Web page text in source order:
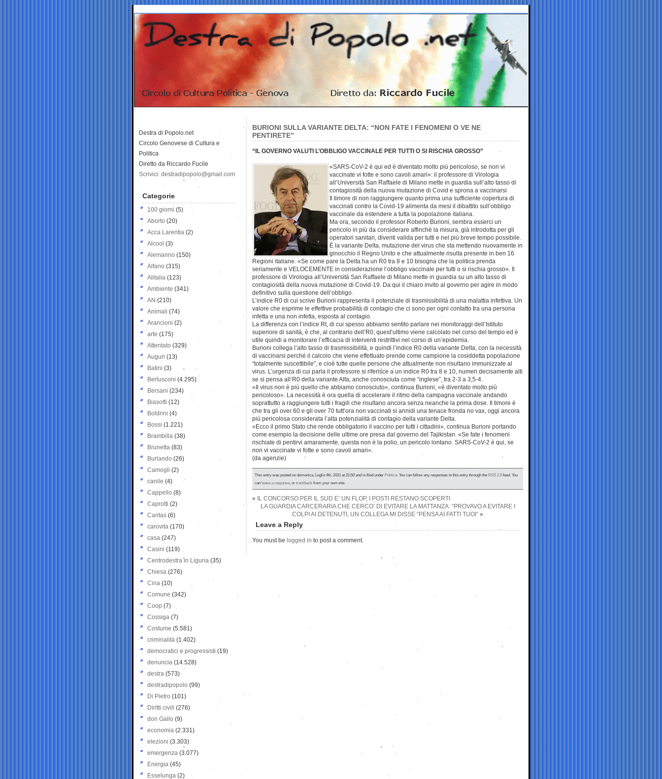
BURIONI SULLA VARIANTE DELTA: “NON FATE I FENOMENI O VE NE
PENTIRETE”
“IL GOVERNO VALUTI L’OBBLIGO VACCINALE PER TUTTI O SI RISCHIA GROSSO”
«SARS-CoV-2 è qui ed è diventato molto più pericoloso, se non vi
vaccinate vi fotte e sono cavoli amari»: il professore di Virologia
all’Università San Raffaele di Milano mette in guardia sull’alto tasso di
contagiosità della nuova mutazione di Covid e sprona a vaccinarsi
Il timore di non raggiungere quanto prima una sufficiente copertura di
vaccinati contro la Covid-19 alimenta da mesi il dibattito sull’obbligo
vaccinale da estendere a tutta la popolazione italiana.
Ma ora, secondo il professor Roberto Burioni, sembra esserci un
pericolo in più da considerare affinché la misura, già introdotta per gli
operatori sanitari, diventi valida per tutti e nel più breve tempo possibile.
È la variante Delta, mutazione del virus che sta mettendo nuovamente in
ginocchio il Regno Unito e che attualmente risulta presente in ben 16
Regioni italiane. «Se come pare la Delta ha un R0 tra 8 e 10 bisogna che la politica prenda
seriamente e VELOCEMENTE in considerazione l’obbligo vaccinale per tutti o si rischia grosso». Il
professore di Virologia all’Università San Raffaele di Milano mette in guardia su un alto tasso di
contagiosità della nuova mutazione di Covid-19. Da qui il chiaro invito al governo per agire in modo
definitivo sulla questione dell’obbligo.
L’indice R0 di cui scrive Burioni rappresenta il potenziale di trasmissibilità di una malattia infettiva. Un
valore che esprime le effettive probabilità di contagio che ci sono per ogni contatto tra una persona
infetta e una non infetta, esposta al contagio.
La differenza con l’indice Rt, di cui spesso abbiamo sentito parlare nei monitoraggi dell’Istituto
superiore di sanità, è che, al contrario dell’R0, quest’ultimo viene calcolato nel corso del tempo ed è
utile quindi a monitorare l’efficacia di interventi restrittivi nel corso di un’epidemia.
Burioni collega l’alto tasso di trasmissibilità, e quindi l’indice R0 della variante Delta, con la necessità
di vaccinarsi perché il calcolo che viene effettuato prende come campione la cosiddetta popolazione
“totalmente suscettibile”, e cioè tutte quelle persone che attualmente non risultano immunizzate al
virus. L’urgenza di cui parla il professore si riferisce a un indice R0 tra 8 e 10, numeri decisamente alti
se si pensa all’R0 della variante Alfa, anche conosciuta come “inglese”, tra 2-3 a 3,5-4.
«Il virus non è più quello che abbiamo conosciuto», continua Burioni, «è diventato molto più
pericoloso». La necessità è ora quella di accelerare il ritmo della campagna vaccinale andando
soprattutto a raggiungere tutti i fragili che risultano ancora senza neanche la prima dose. Il timore è
che tra gli over 60 e gli over 70 tutt’ora non vaccinati si annidi una tenace fronda no vax, oggi ancora
più pericolosa considerata l’alta potenzialità di contagio della variante Delta.
«Ecco il primo Stato che rende obbligatorio il vaccino per tutti i cittadini», continua Burioni portando
come esempio la decisione delle ultime ore presa dal governo del Tajikistan. «Se fate i fenomeni
rischiate di pentirvi amaramente, questa non è la polio, un pericolo lontano. SARS-CoV-2 è qui, se
non vi vaccinate vi fotte e sono cavoli amari».
(da agenzie)
This entry was posted on domenica, Luglio 4th, 2021 at 21:50 and is filed underPolitica. You can follow any responses to this entry through theRSS 2.0feed. You
canleave a response, ortrackbackfrom your own site.
«
IL CONCORSO PER IL SUD E’ UN FLOP, I POSTI RESTANO SCOPERTI
LA GUARDIA CARCERARIA CHE CERCO’ DI EVITARE LA MATTANZA: “PROVAVO A EVITARE I
COLPI AI DETENUTI, UN COLLEGA MI DISSE “PENSA AI FATTI TUOI” »
Leave a Reply
You must be logged in to post a comment.
Destra di Popolo.net
Circolo Genovese di Cultura e
Politica
Diretto da Riccardo Fucile
Scrivici: destradipopolo@gmail.com
Categorie
100 giorni (5)
Aborto (20)
Acca Larentia (2)
Alcool (3)
Alemanno (150)
Alfano (315)
Alitalia (123)
Ambiente (341)
AN (210)
Animali (74)
Arancioni (2)
arte (175)
Attentato (329)
Auguri (13)
Batini (3)
Berlusconi (4.295)
Bersani (234)
Biasotti (12)
Boldrini (4)
Bossi (1.221)
Brambilla (38)
Brunetta (83)
Burlando (26)
Camogli (2)
canile (4)
Cappello (8)
Caprotti (2)
Caritas (6)
carovita (170)
casa (247)
Casini (119)
Centrodestra in Liguria (35)
Chiesa (276)
Cina (10)
Comune (342)
Coop (7)
Cossiga (7)
Costume (5.581)
criminalità (1.402)
democratici e progressisti (19)
denuncia (14.528)
destra (573)
destradipopolo (99)
Di Pietro (101)
Diritti civili (276)
don Gallo (9)
economia (2.331)
elezioni (3.303)
emergenza (3.077)
Energia (45)
Esselunga (2)